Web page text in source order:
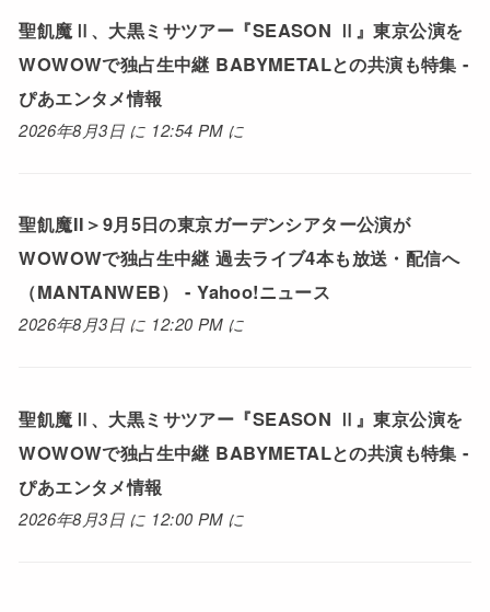
聖飢魔Ⅱ、大黒ミサツアー『SEASON Ⅱ』東京公演を
WOWOWで独占生中継 BABYMETALとの共演も特集 -
ぴあエンタメ情報
2026年8月3日 に 12:54 PM に
聖飢魔II＞9月5日の東京ガーデンシアター公演が
WOWOWで独占生中継 過去ライブ4本も放送・配信へ
（MANTANWEB） - Yahoo!ニュース
2026年8月3日 に 12:20 PM に
聖飢魔Ⅱ、大黒ミサツアー『SEASON Ⅱ』東京公演を
WOWOWで独占生中継 BABYMETALとの共演も特集 -
ぴあエンタメ情報
2026年8月3日 に 12:00 PM に